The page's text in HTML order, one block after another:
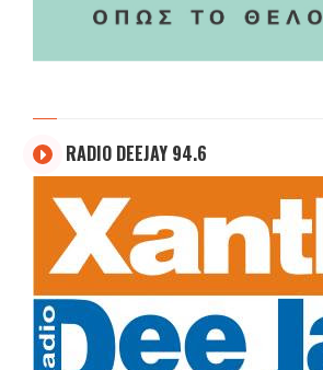
RADIO DEEJAY 94.6